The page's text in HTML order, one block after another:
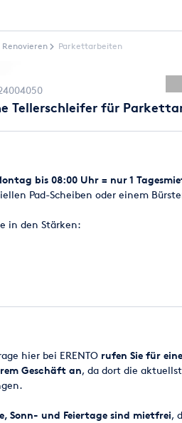
Renovieren Parkettarbeiten
Tellerschleifer für
bis 08:00 Uhr = nur 1
Pad-Scheiben oder einem
in den Stärken:
hier bei ERENTO rufen Sie für
Geschäft an, da dort die
Sonn- und Feiertage sind mietfrei,